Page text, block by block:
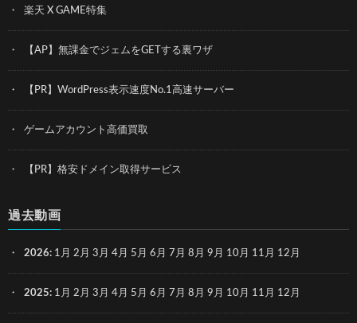
楽天 X GAME特集
【AP】無課金でジェムをGETする裏ワザ
【PR】WordPress表示速度No.1高速サーバー
ゲームアカウント高価買取
【PR】格安ドメイン取得サービス
過去動画
2026: 1月 2月 3月 4月 5月 6月 7月 8月 9月 10月 11月 12月
2025: 1月 2月 3月 4月 5月 6月 7月 8月 9月 10月 11月 12月